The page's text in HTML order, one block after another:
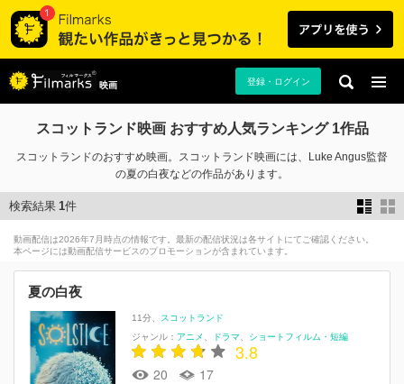
映画 登録・ログイン
スコットランド映画 おすすめ人気ランキング 1作品
スコットランドのおすすめ映画。スコットランド映画には、Luke Angus監督
の夏の白夜などの作品があります。
検索結果 1件
動画配信は2026年7月時点の情報です。最新の配信状況は各サイトにてご確認ください。
本ページには動画配信サービスのプロモーションが含まれています。
夏の白夜
11分
スコットランド
ジャンル： アニメ ドラマ ショートフィルム・短編
3.8
20 17